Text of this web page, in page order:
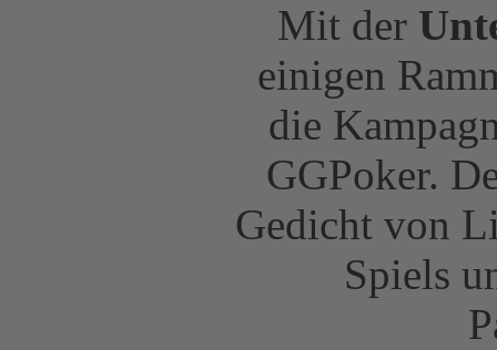
Mit der
einigen
die
GGPoker.
Gedicht von
Spiels